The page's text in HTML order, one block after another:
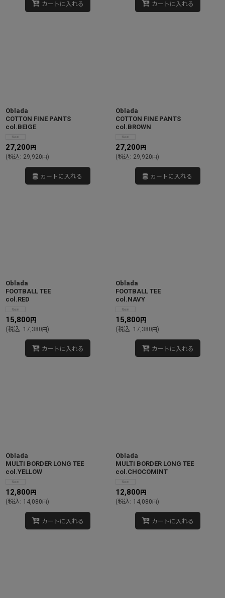
カートに入れる カートに入れる
Oblada
COTTON FINE PANTS
col.BEIGE
27,200 円
(税込: 29,920円)
カートに入れる
Oblada
COTTON FINE PANTS
col.BROWN
27,200 円
(税込: 29,920円)
カートに入れる
Oblada
FOOTBALL TEE
col.RED
15,800 円
(税込: 17,380円)
カートに入れる
Oblada
FOOTBALL TEE
col.NAVY
15,800 円
(税込: 17,380円)
カートに入れる
Oblada
MULTI BORDER LONG TEE
col.YELLOW
12,800 円
(税込: 14,080円)
カートに入れる
Oblada
MULTI BORDER LONG TEE
col.CHOCOMINT
12,800 円
(税込: 14,080円)
カートに入れる